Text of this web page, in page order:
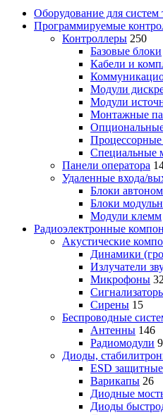
Оборудование для систем
Программируемые
Контроллеры 250
Базовые блоки
Кабели и
Модули
Модули
Монтажные
Специальные
Панели оператора
Удаленные входа/
Блоки
Блоки
Модули клемм
Радиоэлектронные
Акустические
Динамики
Излучатели
Микрофоны 32
Сирены 15
Беспроводные
Антенны 146
Радиомодули
Диоды,
ESD
Варикапы 26
Диодные
Диоды